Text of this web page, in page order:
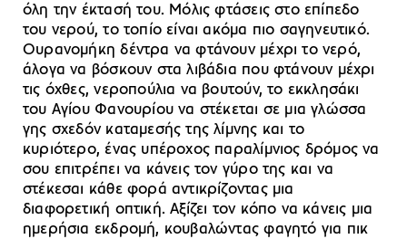
όλη την έκτασή του. Μόλις φτάσεις στο επίπεδο
του νερού, το τοπίο είναι ακόμα πιο σαγηνευτικό.
Ουρανομήκη δέντρα να φτάνουν μέχρι το νερό,
άλογα να βόσκουν στα λιβάδια που φτάνουν μέχρι
τις όχθες, νεροπούλια να βουτούν, το εκκλησάκι
του Αγίου Φανουρίου να στέκεται σε μια γλώσσα
γης σχεδόν καταμεσής της λίμνης και το
κυριότερο, ένας υπέροχος παραλίμνιος δρόμος να
σου επιτρέπει να κάνεις τον γύρο της και να
στέκεσαι κάθε φορά αντικρίζοντας μια
διαφορετική οπτική. Αξίζει τον κόπο να κάνεις μια
ημερήσια εκδρομή, κουβαλώντας φαγητό για πικ